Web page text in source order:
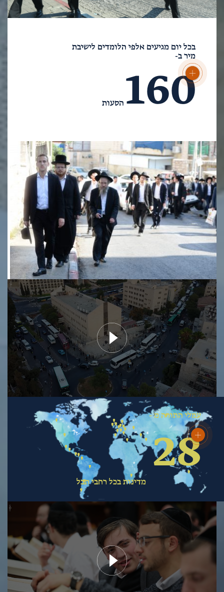
בכל יום מגיעים אלפי הלומדים לישיבת
מיר ב-
160 הסעות
עמלי התורה מ -
28 מדינות בכל רחבי תבל